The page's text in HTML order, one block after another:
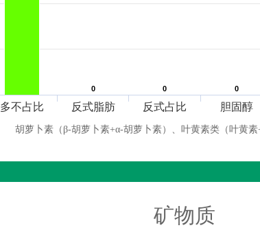
胡萝卜素（β-胡萝卜素+α-胡萝卜素）、叶黄素类（叶黄素
0
0 0
0 0
0
多不占比 反式脂肪 反式占比 胆固醇
矿物质